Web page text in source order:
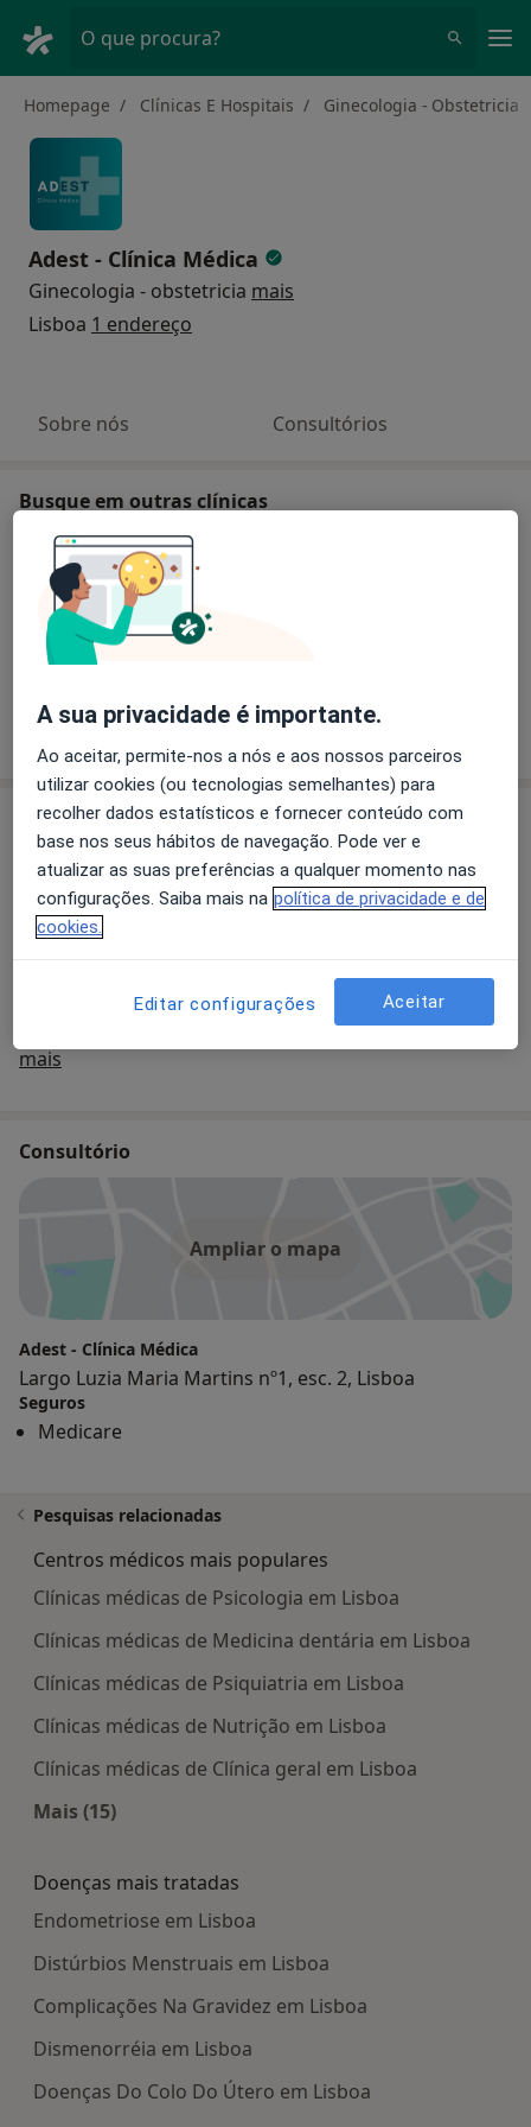
O que procura?
Homepage Clínicas E Hospitais Ginecologia - Obstetricia
Adest - Clínica Médica
Ginecologia - obstetricia mais
Lisboa 1 endereço
Sobre nós Consultórios
Busque em outras clínicas
O que está procurando?
Otorrino
Cardiologista
Urologista
Pesquisar outra especialidade
Sobre nós
Procuramos excelência no nosso atendimento.
Somos uma clínica de médicos especialistas, localizada
num local de fácil acessibilidade, em Lisboa. O que nos
diferencia é a busca pela prestação de cuidados de
saúde de forma tranquila, confortável e personalizada,
que só as pequenas instituições podem providenciar.
maisQuem somos
Consultório
Ampliar o mapa
Adest - Clínica Médica
Largo Luzia Maria Martins nº1, esc. 2, Lisboa
Seguros
Medicare
Pesquisas relacionadas
Centros médicos mais populares
Clínicas médicas de Psicologia em Lisboa
Clínicas médicas de Medicina dentária em Lisboa
Clínicas médicas de Psiquiatria em Lisboa
Clínicas médicas de Nutrição em Lisboa
Clínicas médicas de Clínica geral em Lisboa
Mais (15)
Doenças mais tratadas
Endometriose em Lisboa
Distúrbios Menstruais em Lisboa
Complicações Na Gravidez em Lisboa
Dismenorréia em Lisboa
Doenças Do Colo Do Útero em Lisboa
A sua privacidade é importante.
Ao aceitar, permite-nos a nós e aos nossos parceiros
utilizar cookies (ou tecnologias semelhantes) para
recolher dados estatísticos e fornecer conteúdo com
base nos seus hábitos de navegação. Pode ver e
atualizar as suas preferências a qualquer momento nas
configurações. Saiba mais na política de privacidade e de
cookies.
Editar configurações Aceitar